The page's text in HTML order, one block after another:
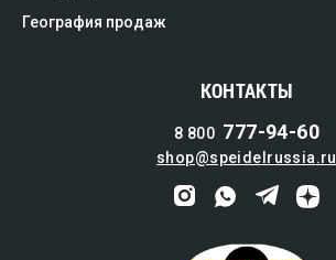
География продаж
КОНТАКТЫ
8 800 777-94-60
shop@speidelrussia.ru